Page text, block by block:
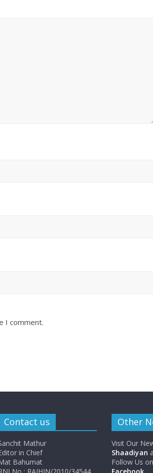
I comment.
Contact us
Mathur
in Chief
Bahumat
Other
Visit Our
Shaadiyan
Follow Us